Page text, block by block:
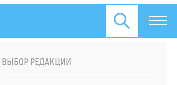
СПЕЦОПЕРАЦИЯ НА УКРАИНЕ
ВЫБОР РЕДАКЦИИ